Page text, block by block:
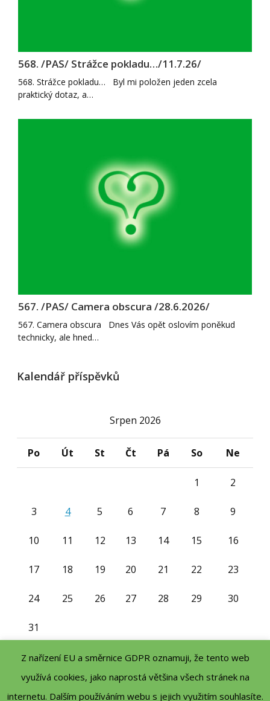
568. /PAS/ Strážce pokladu…/11.7.26/
568. Strážce pokladu… Byl mi položen jeden zcela
praktický dotaz, a…
567. /PAS/ Camera obscura /28.6.2026/
567. Camera obscura Dnes Vás opět oslovím poněkud
technicky, ale hned…
Kalendář příspěvků
Srpen 2026
Po Út St Čt Pá So Ne
1 2
3 4 5 6 7 8 9
10 11 12 13 14 15 16
17 18 19 20 21 22 23
24 25 26 27 28 29 30
31
Z nařízení EU a směrnice GDPR oznamuji, že tento web
využívá cookies, jako naprostá většina všech stránek na
internetu. Dalším používáním webu s jejich využitím souhlasíte.